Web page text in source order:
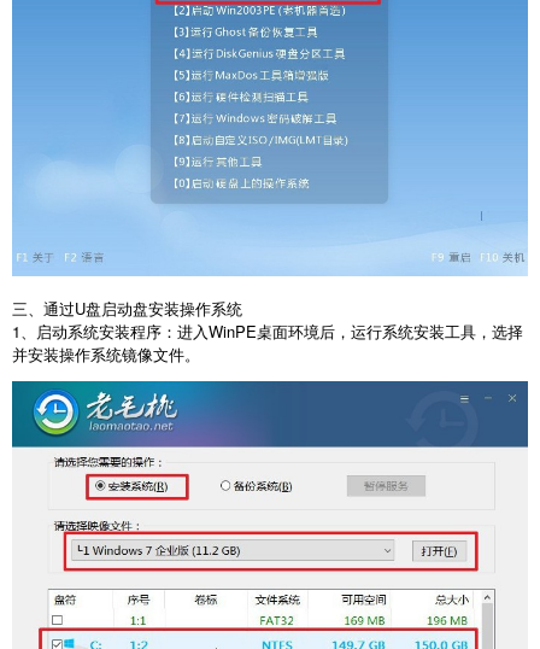
三、通过U盘启动盘安装操作系统
1、启动系统安装程序：进入WinPE桌面环境后，运行系统安装工具，选择
并安装操作系统镜像文件。